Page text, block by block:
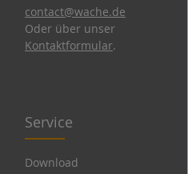
contact@wache.de
Oder über unser
Kontaktformular.
Service
Download